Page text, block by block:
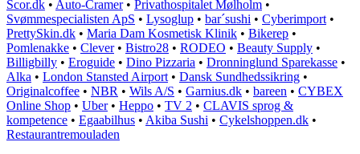
Scor.dk • Auto-Cramer• Privathospitalet Mølholm •
Svømmespecialisten ApS • Lysoglup • bar´sushi • Cyberimport •
PrettySkin.dk • Maria Dam Kosmetisk Klinik • Bikerep •
Pomlenakke • Clever• Bistro28 • RODEO • Beauty Supply •
Billigbilly • Eroguide • Dino Pizzaria • Dronninglund Sparekasse •
Alka • London Stansted Airport • Dansk Sundhedssikring •
Originalcoffee • NBR • Wils A/S • Garnius.dk • bareen • CYBEX
Online Shop • Uber• Heppo • TV 2 • CLAVIS sprog &
kompetence • Egaabilhus • Akiba Sushi • Cykelshoppen.dk •
Restaurantremouladen